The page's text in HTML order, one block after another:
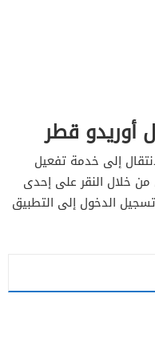
أوريدو قطر
إلى خدمة تفعيل
من خلال النقر على إحدى
الدخول إلى التطبيق